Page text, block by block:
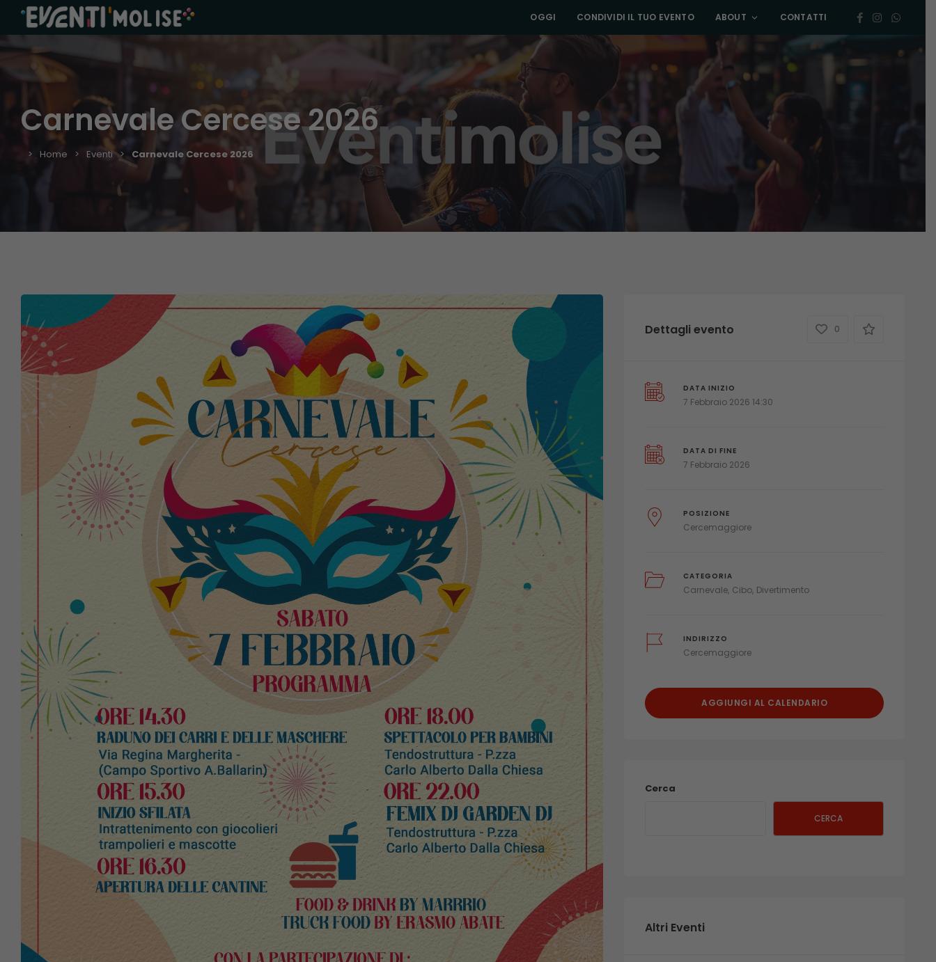
OGGI CONDIVIDI IL TUO EVENTO ABOUT CONTATTI
Carnevale Cercese 2026
Home Eventi Carnevale Cercese 2026
Dettagli evento 0
DATA INIZIO
7 Febbraio 2026 14:30
DATA DI FINE
7 Febbraio 2026
POSIZIONE
Cercemaggiore
CATEGORIA
Carnevale Cibo Divertimento
INDIRIZZO
Cercemaggiore
AGGIUNGI AL CALENDARIO
Cerca
CERCA
Altri Eventi